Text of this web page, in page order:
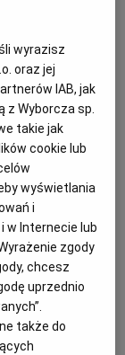
w
od
na
hurtowego)
trzy
od
wyrazisz
oraz jej
IAB, jak
z Wyborcza sp.
takie jak
cookie lub
wyświetlania
i
w Internecie lub
zgody
chcesz
uprzednio
także do